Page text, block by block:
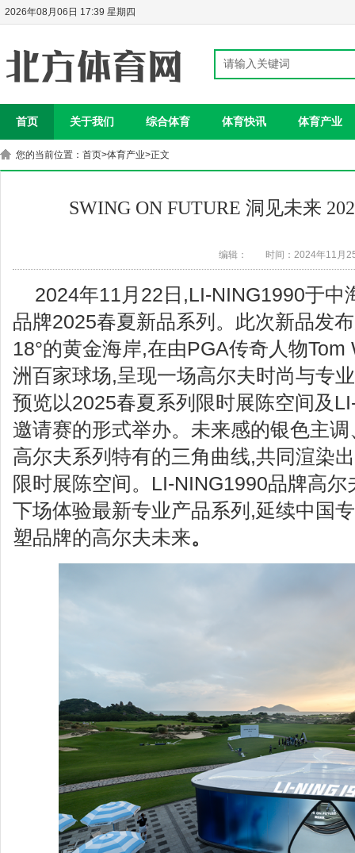
2026年08月06日 17:39 星期四
首页 关于我们 综合体育 体育快讯 体育产业
您的当前位置： 首页>体育产业>正文
SWING ON FUTURE 洞见未来
编辑： 时间：2024年11月
2024年11月22日,LI-NING1990于中
品牌2025春夏新品系列。此次新品发
18°的黄金海岸,在由PGA传奇人物
洲百家球场,呈现一场高尔夫时尚与专
预览以2025春夏系列限时展陈空间及
邀请赛的形式举办。未来感的银色主
高尔夫系列特有的三角曲线,共同渲染
限时展陈空间。LI-NING1990品牌高
下场体验最新专业产品系列,延续中国
塑品牌的高尔夫未来。